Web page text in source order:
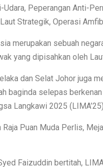
Peperangan Anti-
Strategik, Operasi
merupakan sebuah
yang dipisahkan oleh
dan Selat Johor juga
baginda selepas
Langkawi 2025
Puan Muda Perlis,
Faizuddin bertitah,